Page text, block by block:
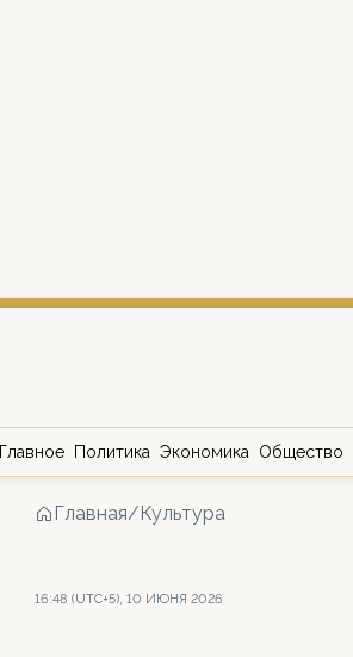
Главное Политика Экономика Общество
Главная/Культура
16:48 (UTC+5), 10 ИЮНЯ 2026